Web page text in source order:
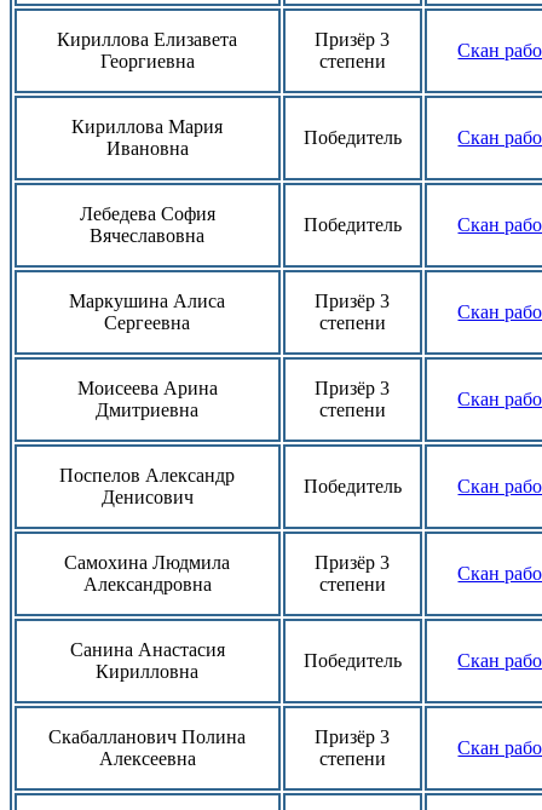
Кириллова Елизавета
Георгиевна
Призёр 3
степени
Скан
Кириллова Мария
Ивановна
Победитель Скан
Лебедева София
Вячеславовна
Победитель Скан
Маркушина Алиса
Сергеевна
Призёр 3
степени
Скан
Моисеева Арина
Дмитриевна
Призёр 3
степени
Скан
Поспелов Александр
Денисович
Победитель Скан
Самохина Людмила
Александровна
Призёр 3
степени
Скан
Санина Анастасия
Кирилловна
Победитель Скан
Скабалланович Полина
Алексеевна
Призёр 3
степени
Скан